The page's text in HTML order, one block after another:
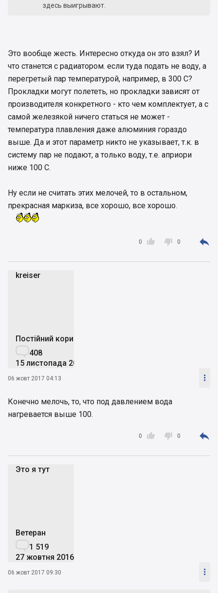
здесь выигрывают.
Это вообще жесть. Интересно откуда он это взял? И
что станется с радиатором. если туда подать не воду, а
перегретый пар температурой, например, в 300 С?
Прокладки могут полететь, но прокладки зависят от
производителя конкретного - кто чем комплектует, а с
самой железякой ничего статься не может -
температура плавления даже алюминия гораздо
выше. Да и этот параметр никто не указывает, т.к. в
систему пар не подают, а только воду, т.е. априори
ниже 100 С.
Ну если не считать этих мелочей, то в остальном,
прекрасная маркиза, все хорошо, все хорошо.

0  0 
kreiser
Постійний користувач
408
15 листопада 2014
06 жовт 2017 04:13 
Конечно мелочь, то, что под давлением вода
нагревается выше 100.

0  0 
Это я тут
Ветеран
1 519
27 жовтня 2016
06 жовт 2017 09:30 